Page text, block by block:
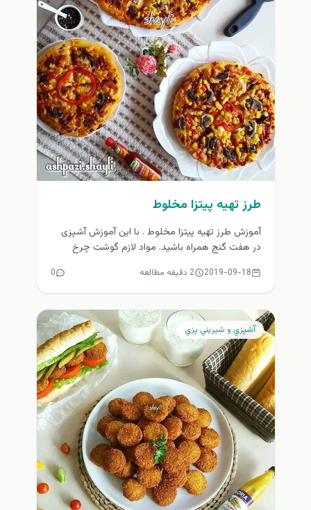
طرز تهیه پیتزا مخلوط
آموزش طرز تهیه پیتزا مخلوط . با این آموزش آشپزی
در هفت گنج همراه باشید. مواد لازم گوشت چرخ
2019-09-18 2 دقیقه مطالعه 0
آشپزي و شيريني پزي